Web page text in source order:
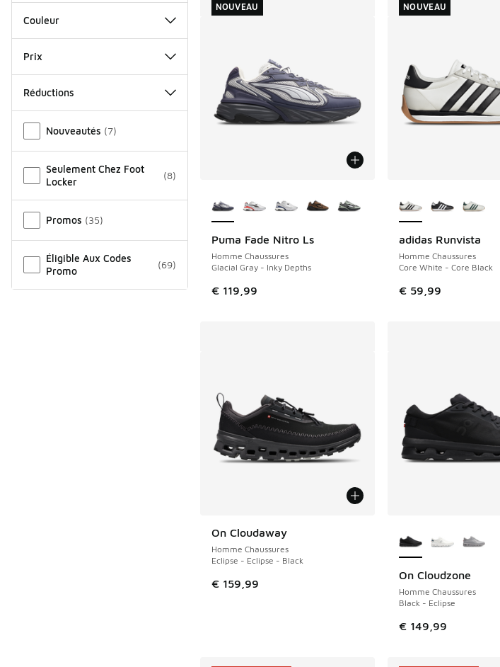
Couleur
Prix
Réductions
Nouveautés (7)
Seulement Chez Foot
Locker
(8)
Promos (35)
Éligible Aux Codes
Promo
(69)
Puma Fade Nitro Ls
Homme Chaussures
Glacial Gray - Inky Depths
€ 119,99
NOUVEAU
NOUVEAU
adidas Runvista
Homme Chaussures
Core White - Core Black
€ 59,99
NOUVEAU
NOUVEAU
On Cloudaway
Homme Chaussures
Eclipse - Eclipse - Black
€ 159,99
On Cloudzone
Homme Chaussures
Black - Eclipse
€ 149,99